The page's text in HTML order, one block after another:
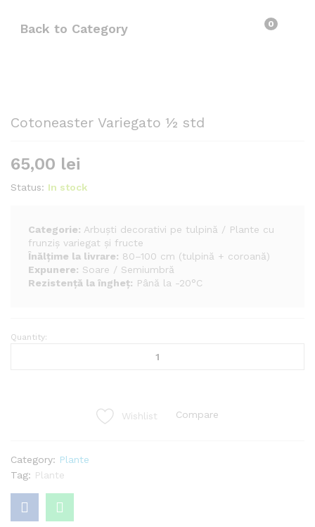
Back to Category 0
Cotoneaster Variegato ½ std
65,00 lei
Status: In stock
Categorie: Arbuști decorativi pe tulpină / Plante cu
frunziș variegat și fructe
Înălțime la livrare: 80–100 cm (tulpină + coroană)
Expunere: Soare / Semiumbră
Rezistență la îngheț: Până la -20°C
Cotoneaster
Quantity:
Wishlist Compare
Category: Plante
Tag: Plante